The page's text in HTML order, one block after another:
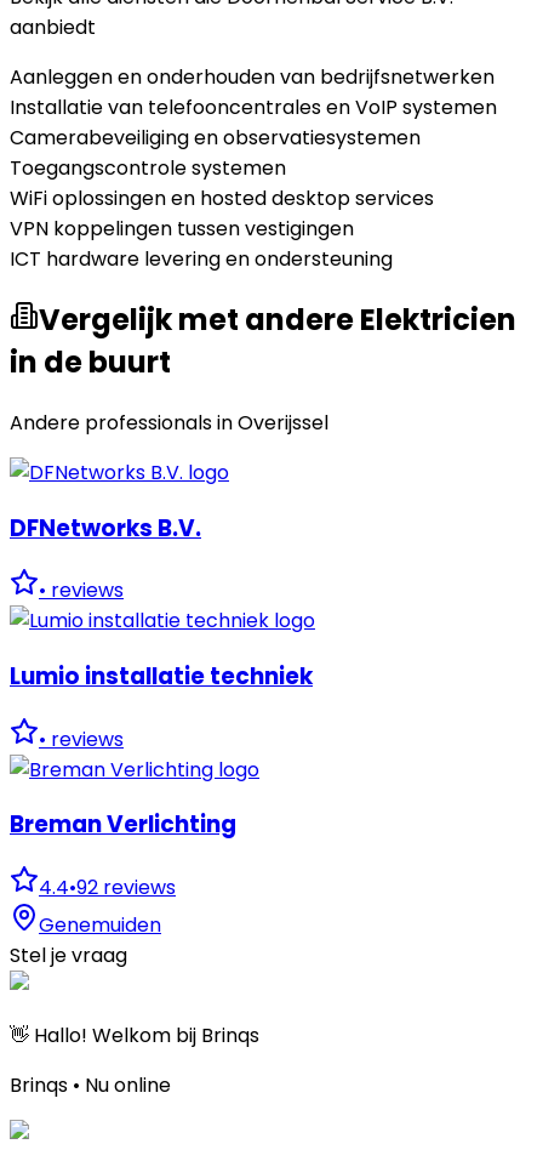
aanbiedt
Aanleggen en onderhouden van bedrijfsnetwerken
Installatie van telefooncentrales en VoIP systemen
Camerabeveiliging en observatiesystemen
Toegangscontrole systemen
WiFi oplossingen en hosted desktop services
VPN koppelingen tussen vestigingen
ICT hardware levering en ondersteuning
Vergelijk met andere Elektricien
in de buurt
Andere professionals inOverijssel
DFNetworks B.V.
• reviews
Lumio installatie techniek
• reviews
Breman Verlichting
4.4•92 reviews
Genemuiden
Stel je vraag
👋 Hallo! Welkom bij Brinqs
Brinqs • Nu online